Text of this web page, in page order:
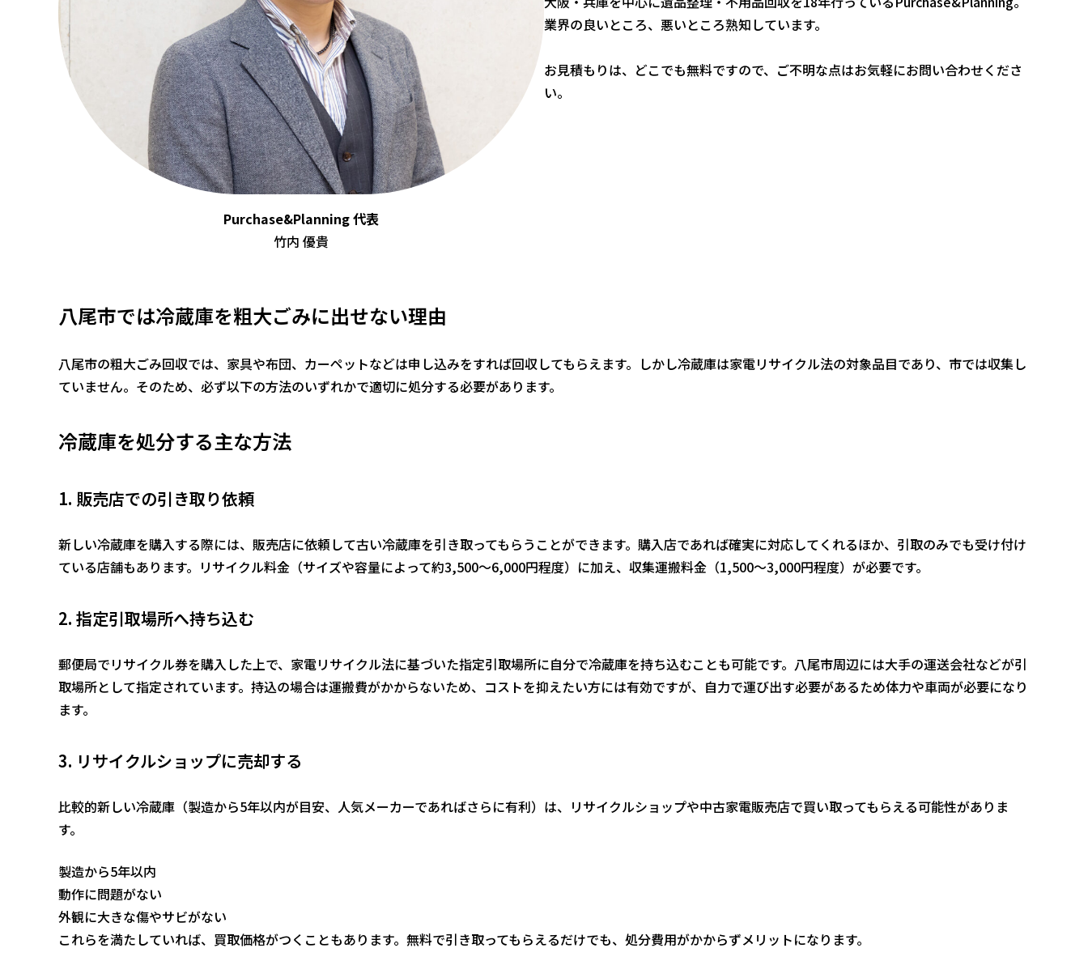
Purchase&Planning 代表
竹内 優貴
業界の良いところ、悪いところ熟知しています。
お見積もりは、どこでも無料ですので、ご不明な点はお気軽にお問い合わせくださ
い。
八尾市では冷蔵庫を粗大ごみに出せない理由
八尾市の粗大ごみ回収では、家具や布団、カーペットなどは申し込みをすれば回収してもらえます。しかし冷蔵庫は家電リサイクル法の対象品目であり、市では収集し
ていません。そのため、必ず以下の方法のいずれかで適切に処分する必要があります。
冷蔵庫を処分する主な方法
1. 販売店での引き取り依頼
新しい冷蔵庫を購入する際には、販売店に依頼して古い冷蔵庫を引き取ってもらうことができます。購入店であれば確実に対応してくれるほか、引取のみでも受け付け
ている店舗もあります。リサイクル料金（サイズや容量によって約3,500〜6,000円程度）に加え、収集運搬料金（1,500〜3,000円程度）が必要です。
2. 指定引取場所へ持ち込む
郵便局でリサイクル券を購入した上で、家電リサイクル法に基づいた指定引取場所に自分で冷蔵庫を持ち込むことも可能です。八尾市周辺には大手の運送会社などが引
取場所として指定されています。持込の場合は運搬費がかからないため、コストを抑えたい方には有効ですが、自力で運び出す必要があるため体力や車両が必要になり
ます。
3. リサイクルショップに売却する
比較的新しい冷蔵庫（製造から5年以内が目安、人気メーカーであればさらに有利）は、リサイクルショップや中古家電販売店で買い取ってもらえる可能性がありま
す。
製造から5年以内
動作に問題がない
外観に大きな傷やサビがない
これらを満たしていれば、買取価格がつくこともあります。無料で引き取ってもらえるだけでも、処分費用がかからずメリットになります。